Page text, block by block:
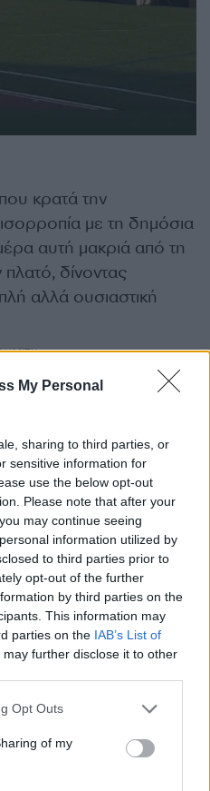
My Personal
sharing to third parties, or
sensitive information for
use the below opt-out
Please note that after your
may continue seeing
information utilized by
to third parties prior to
opt-out of the further
by third parties on the
This information may
parties on the IAB’s List of
may further disclose it to other
uses one or more Google
behaviour. You may click to
and its third-party tags to
purposes in below Google
Opt Outs
of my
που κρατά την
με τη δημόσια
αυτή μακριά από τη
δίνοντας
αλλά ουσιαστική